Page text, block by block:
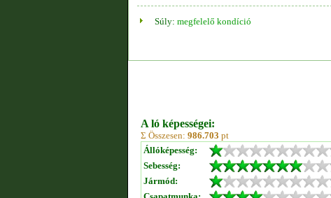
Súly: megfelelő kondíció
A ló képességei:
Σ Összesen: 986.703 pt
Állóképesség:
Sebesség:
Jármód: